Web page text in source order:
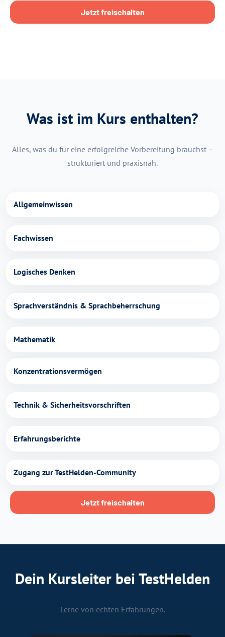
Jetzt freischalten
Was ist im Kurs enthalten?
Alles, was du für eine erfolgreiche Vorbereitung brauchst –
strukturiert und praxisnah.
Allgemeinwissen
Fachwissen
Logisches Denken
Sprachverständnis & Sprachbeherrschung
Mathematik
Konzentrationsvermögen
Technik & Sicherheitsvorschriften
Erfahrungsberichte
Zugang zur TestHelden-Community
Jetzt freischalten
Dein Kursleiter bei TestHelden
Lerne von echten Erfahrungen.